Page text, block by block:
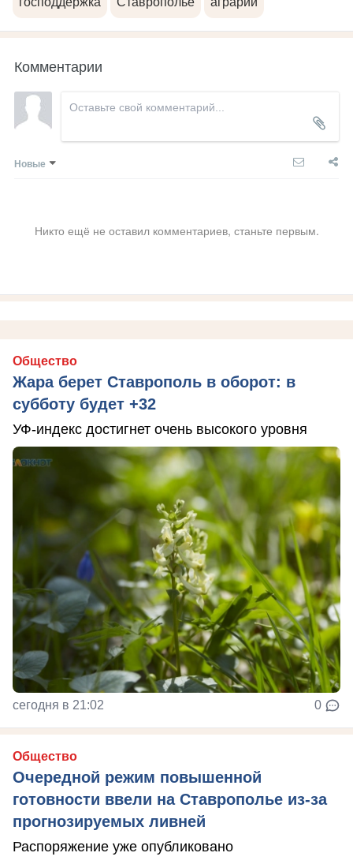
Комментарии
Новые
Никто ещё не оставил комментариев, станьте первым.
Общество
Жара берет Ставрополь в оборот: в
субботу будет +32
УФ-индекс достигнет очень высокого уровня
сегодня в 21:02 0
Общество
Очередной режим повышенной
готовности ввели на Ставрополье из-за
прогнозируемых ливней
Распоряжение уже опубликовано